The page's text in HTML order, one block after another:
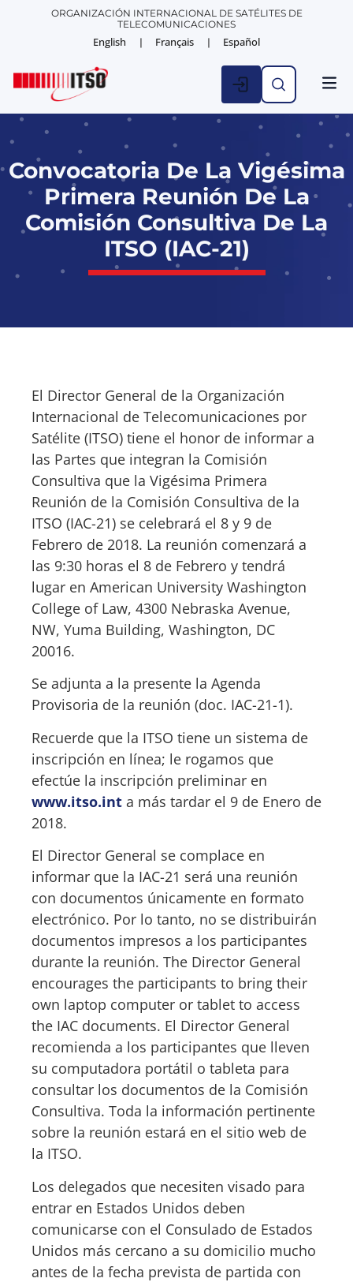
ORGANIZACIÓN INTERNACIONAL DE SATÉLITES DE
TELECOMUNICACIONES
English Français Español
Convocatoria De La Vigésima
Primera Reunión De La
Comisión Consultiva De La
ITSO (IAC-21)
El Director General de la Organización
Internacional de Telecomunicaciones por
Satélite (ITSO) tiene el honor de informar a
las Partes que integran la Comisión
Consultiva que la Vigésima Primera
Reunión de la Comisión Consultiva de la
ITSO (IAC-21) se celebrará el 8 y 9 de
Febrero de 2018. La reunión comenzará a
las 9:30 horas el 8 de Febrero y tendrá
lugar en American University Washington
College of Law, 4300 Nebraska Avenue,
NW, Yuma Building, Washington, DC
20016.
Se adjunta a la presente la Agenda
Provisoria de la reunión (doc. IAC-21-1).
Recuerde que la ITSO tiene un sistema de
inscripción en línea; le rogamos que
efectúe la inscripción preliminar en
www.itso.int a más tardar el 9 de Enero de
2018.
El Director General se complace en
informar que la IAC-21 será una reunión
con documentos únicamente en formato
electrónico. Por lo tanto, no se distribuirán
documentos impresos a los participantes
durante la reunión. The Director General
encourages the participants to bring their
own laptop computer or tablet to access
the IAC documents. El Director General
recomienda a los participantes que lleven
su computadora portátil o tableta para
consultar los documentos de la Comisión
Consultiva. Toda la información pertinente
sobre la reunión estará en el sitio web de
la ITSO.
Los delegados que necesiten visado para
entrar en Estados Unidos deben
comunicarse con el Consulado de Estados
Unidos más cercano a su domicilio mucho
antes de la fecha prevista de partida con